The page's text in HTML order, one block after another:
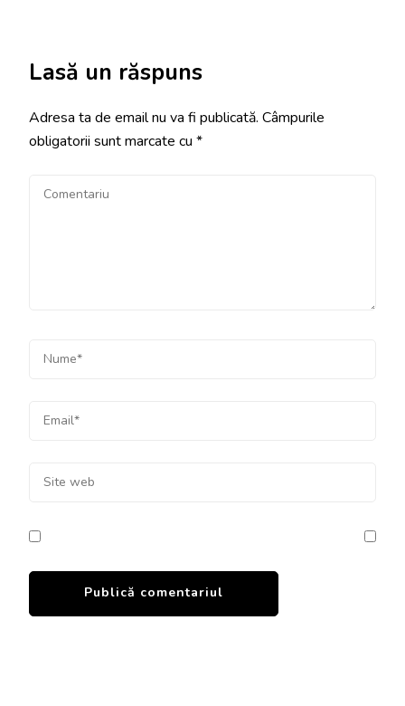
Lasă un răspuns
Adresa ta de email nu va fi publicată. Câmpurile
obligatorii sunt marcate cu *